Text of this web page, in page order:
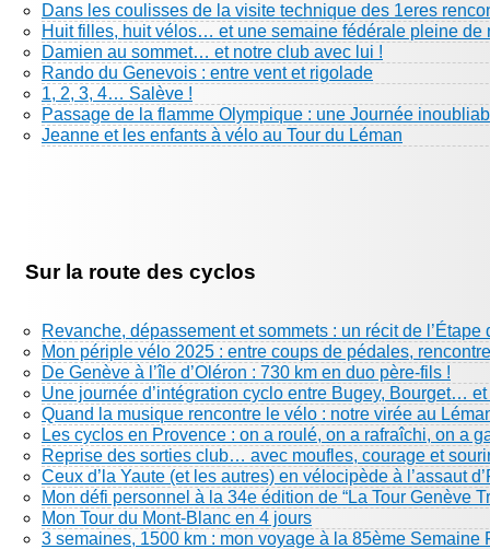
Dans les coulisses de la visite technique des 1eres
Huit filles, huit vélos… et une semaine fédérale pleine de
Damien au sommet… et notre club avec lui !
Rando du Genevois : entre vent et rigolade
1, 2, 3, 4… Salève !
Passage de la flamme Olympique : une Journée
Jeanne et les enfants à vélo au Tour du Léman
Sur la route des cyclos
Revanche, dépassement et sommets : un récit de l’Étape
Mon périple vélo 2025 : entre coups de pédales,
De Genève à l’île d’Oléron : 730 km en duo père-fils !
Une journée d’intégration cyclo entre Bugey, Bourget…
Quand la musique rencontre le vélo : notre virée au
Les cyclos en Provence : on a roulé, on a rafraîchi, on a
Reprise des sorties club… avec moufles, courage et
Ceux d’la Yaute (et les autres) en vélocipède à l’assaut
Mon défi personnel à la 34e édition de “La Tour Genève
Mon Tour du Mont-Blanc en 4 jours
3 semaines, 1500 km : mon voyage à la 85ème Semaine